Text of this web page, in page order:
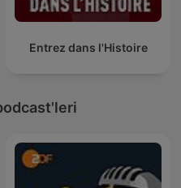
Entrez dans l'Histoire